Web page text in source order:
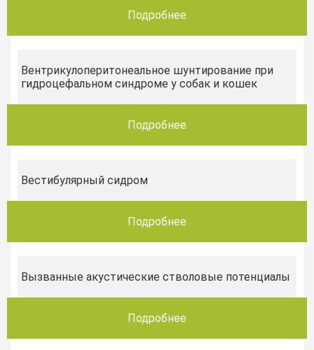
Подробнее
Вентрикулоперитонеальное шунтирование при
гидроцефальном синдроме у собак и кошек
Подробнее
Вестибулярный сидром
Подробнее
Вызванные акустические cтволовые потенциалы
Подробнее